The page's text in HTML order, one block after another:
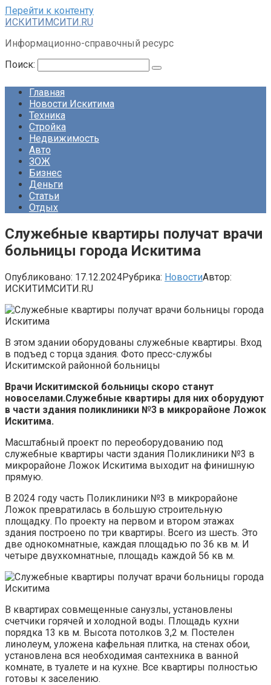
Перейти к контенту
ИСКИТИМСИТИ.RU
Информационно-справочный ресурс
Поиск:
Главная
Новости Искитима
Техника
Стройка
Недвижимость
Авто
ЗОЖ
Бизнес
Деньги
Статьи
Отдых
Служебные квартиры получат врачи
больницы города Искитима
Опубликовано: 17.12.2024Рубрика: НовостиАвтор:
ИСКИТИМСИТИ.RU
В этом здании оборудованы служебные квартиры. Вход
в подъед с торца здания. Фото пресс-службы
Искитимской районной больницы
Врачи Искитимской больницы скоро станут
новоселами.Служебные квартиры для них оборудуют
в части здания поликлиники №3 в микрорайоне Ложок
Искитима.
Масштабный проект по переоборудованию под
служебные квартиры части здания Поликлиники №3 в
микрорайоне Ложок Искитима выходит на финишную
прямую.
В 2024 году часть Поликлиники №3 в микрорайоне
Ложок превратилась в большую строительную
площадку. По проекту на первом и втором этажах
здания построено по три квартиры. Всего из шесть. Это
две однокомнатные, каждая площадью по 36 кв м. И
четыре двухкомнатные, площадь каждой 56 кв м.
В квартирах совмещенные санузлы, установлены
счетчики горячей и холодной воды. Площадь кухни
порядка 13 кв м. Высота потолков 3,2 м. Постелен
линолеум, уложена кафельная плитка, на стенах обои,
установлена вся необходимая сантехника в ванной
комнате, в туалете и на кухне. Все квартиры полностью
готовы к заселению.